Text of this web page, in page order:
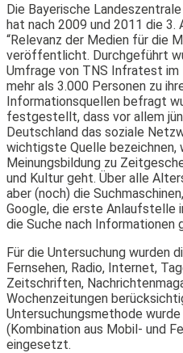
Die Bayerische
hat nach 2009 und 2011 die 3.
“Relevanz der Medien für die
veröffentlicht. Durchgeführt
Umfrage von TNS Infratest im
mehr als 3.000 Personen zu
Informationsquellen befragt
festgestellt, dass vor allem
Deutschland das soziale
wichtigste Quelle bezeichnen,
Meinungsbildung zu
und Kultur geht. Über alle
aber (noch) die
Google, die erste Anlaufstelle
die Suche nach Informationen
Für die Untersuchung wurden
Fernsehen, Radio, Internet,
Zeitschriften,
Wochenzeitungen
Untersuchungsmethode
(Kombination aus Mobil- und
eingesetzt.